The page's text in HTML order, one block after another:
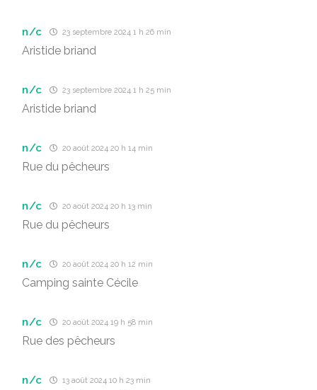
n/c 23 septembre 2024 1 h 26 min
Aristide briand
n/c 23 septembre 2024 1 h 25 min
Aristide briand
n/c 20 août 2024 20 h 14 min
Rue du pêcheurs
n/c 20 août 2024 20 h 13 min
Rue du pêcheurs
n/c 20 août 2024 20 h 12 min
Camping sainte Cécile
n/c 20 août 2024 19 h 58 min
Rue des pêcheurs
n/c 13 août 2024 10 h 23 min